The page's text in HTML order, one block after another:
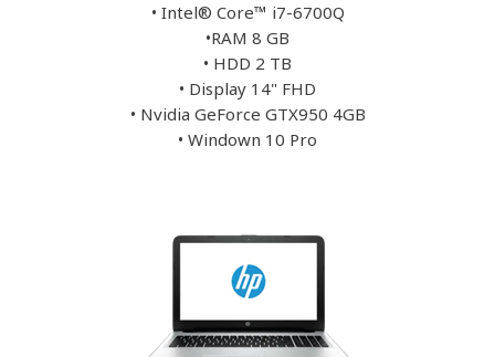
• Intel® Core™ i7-6700Q
•RAM 8 GB
• HDD 2 TB
• Display 14" FHD
• Nvidia GeForce GTX950 4GB
• Windown 10 Pro